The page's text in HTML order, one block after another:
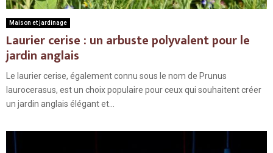
Maison et jardinage
Laurier cerise : un arbuste polyvalent pour le
jardin anglais
Le laurier cerise, également connu sous le nom de Prunus
laurocerasus, est un choix populaire pour ceux qui souhaitent créer
un jardin anglais élégant et...